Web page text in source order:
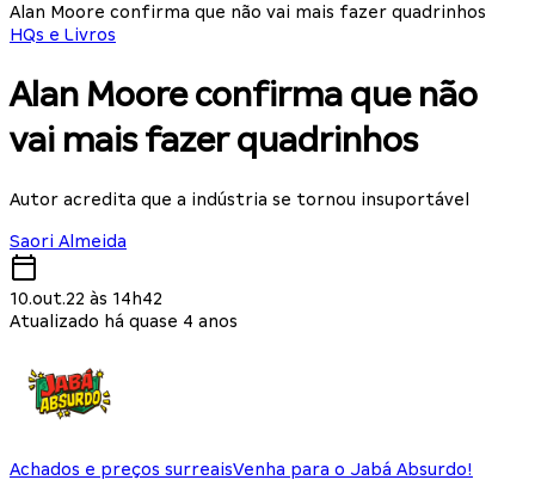
Alan Moore confirma que não vai mais fazer quadrinhos
HQs e Livros
Alan Moore confirma que não
vai mais fazer quadrinhos
Autor acredita que a indústria se tornou insuportável
Saori Almeida
10.out.22 às 14h42
Atualizado há quase 4 anos
Achados e preços surreaisVenha para o Jabá Absurdo!